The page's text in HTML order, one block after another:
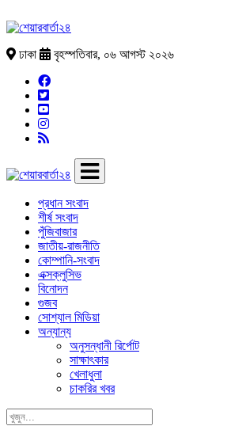
ঢাকা বৃহস্পতিবার, ০৬ আগস্ট ২০২৬
প্রধান সংবাদ
শীর্ষ সংবাদ
পুঁজিবাজার
জাতীয়-রাজনীতি
কোম্পানি-সংবাদ
এক্সক্লুসিভ
বিনোদন
গুজব
সোশ্যাল মিডিয়া
অন্যান্য
অনুসন্ধানী রির্পোট
সাক্ষাৎকার
খেলাধুলা
চাকরির খবর